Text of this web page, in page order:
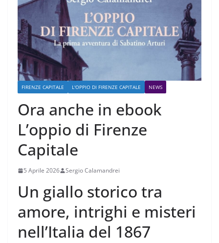
FIRENZE CAPITALE L'OPPIO DI FIRENZE CAPITALE NEWS
Ora anche in ebook
L’oppio di Firenze
Capitale
5 Aprile 2026 Sergio Calamandrei
Un giallo storico tra
amore, intrighi e misteri
nell’Italia del 1867